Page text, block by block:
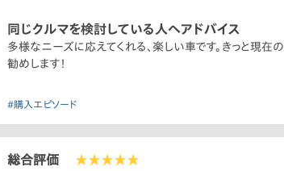
ので、予想通り小さい子供がいる間は本当に重宝しました
私が結婚して1年後くらいだったでしょうか。あの時に
た写真が。何気なく撮られた一枚でしたが、傍らには車
同じクルマを検討している人へアドバイス
多様なニーズに応えてくれる、楽しい車です。きっと現
勧めします！
#購入エピソード
総合評価 ★★★★★